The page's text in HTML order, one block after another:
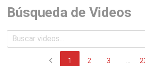
Búsqueda de Videos
chevron_left 1 2 3